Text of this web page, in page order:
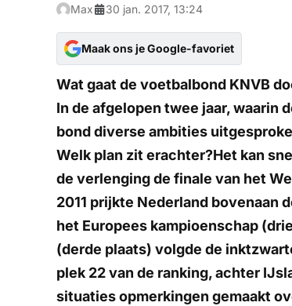
Max 30 jan. 2017, 13:24
Maak ons je Google-favoriet
Wat gaat de voetbalbond KNVB
In de afgelopen twee jaar, waarin
bond diverse ambities
Welk plan zit erachter?Het kan
de verlenging de finale van het
2011 prijkte Nederland bovenaan
het Europees kampioenschap
(derde plaats) volgde de
plek 22 van de ranking, achter
situaties opmerkingen gemaakt